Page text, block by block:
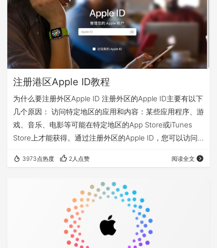
注册港区Apple ID教程
为什么要注册外区Apple ID 注册外区的Apple ID主要有以下
几个原因： 访问特定地区的应用和内容：某些应用程序、游
戏、音乐、电影等可能在特定地区的App Store或iTunes
Store上才能获得。通过注册外区的Apple ID，您可以访问
服务：一些地区可能提供特定的功能和服务，例如Apple
ID，您可以享受这些地区特定的功能和服务。 测试和开发：
对于开发人员和测试人员…
3973点热度 2人点赞 阅读全文